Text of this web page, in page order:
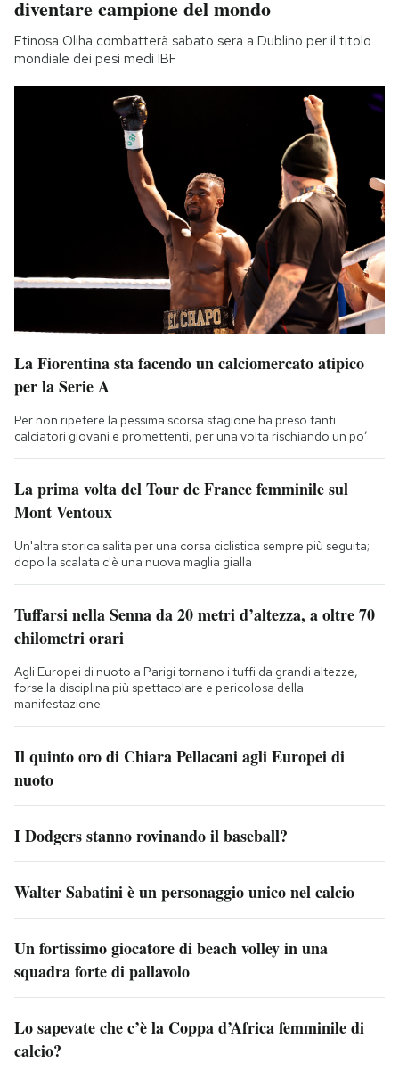
diventare campione del mondo
Etinosa Oliha combatterà sabato sera a Dublino per il titolo
mondiale dei pesi medi IBF
La Fiorentina sta facendo un calciomercato atipico
per la Serie A
Per non ripetere la pessima scorsa stagione ha preso tanti
calciatori giovani e promettenti, per una volta rischiando un po’
La prima volta del Tour de France femminile sul
Mont Ventoux
Un'altra storica salita per una corsa ciclistica sempre più seguita;
dopo la scalata c'è una nuova maglia gialla
Tuffarsi nella Senna da 20 metri d’altezza, a oltre 70
chilometri orari
Agli Europei di nuoto a Parigi tornano i tuffi da grandi altezze,
forse la disciplina più spettacolare e pericolosa della
manifestazione
Il quinto oro di Chiara Pellacani agli Europei di
nuoto
I Dodgers stanno rovinando il baseball?
Walter Sabatini è un personaggio unico nel calcio
Un fortissimo giocatore di beach volley in una
squadra forte di pallavolo
Lo sapevate che c’è la Coppa d’Africa femminile di
calcio?